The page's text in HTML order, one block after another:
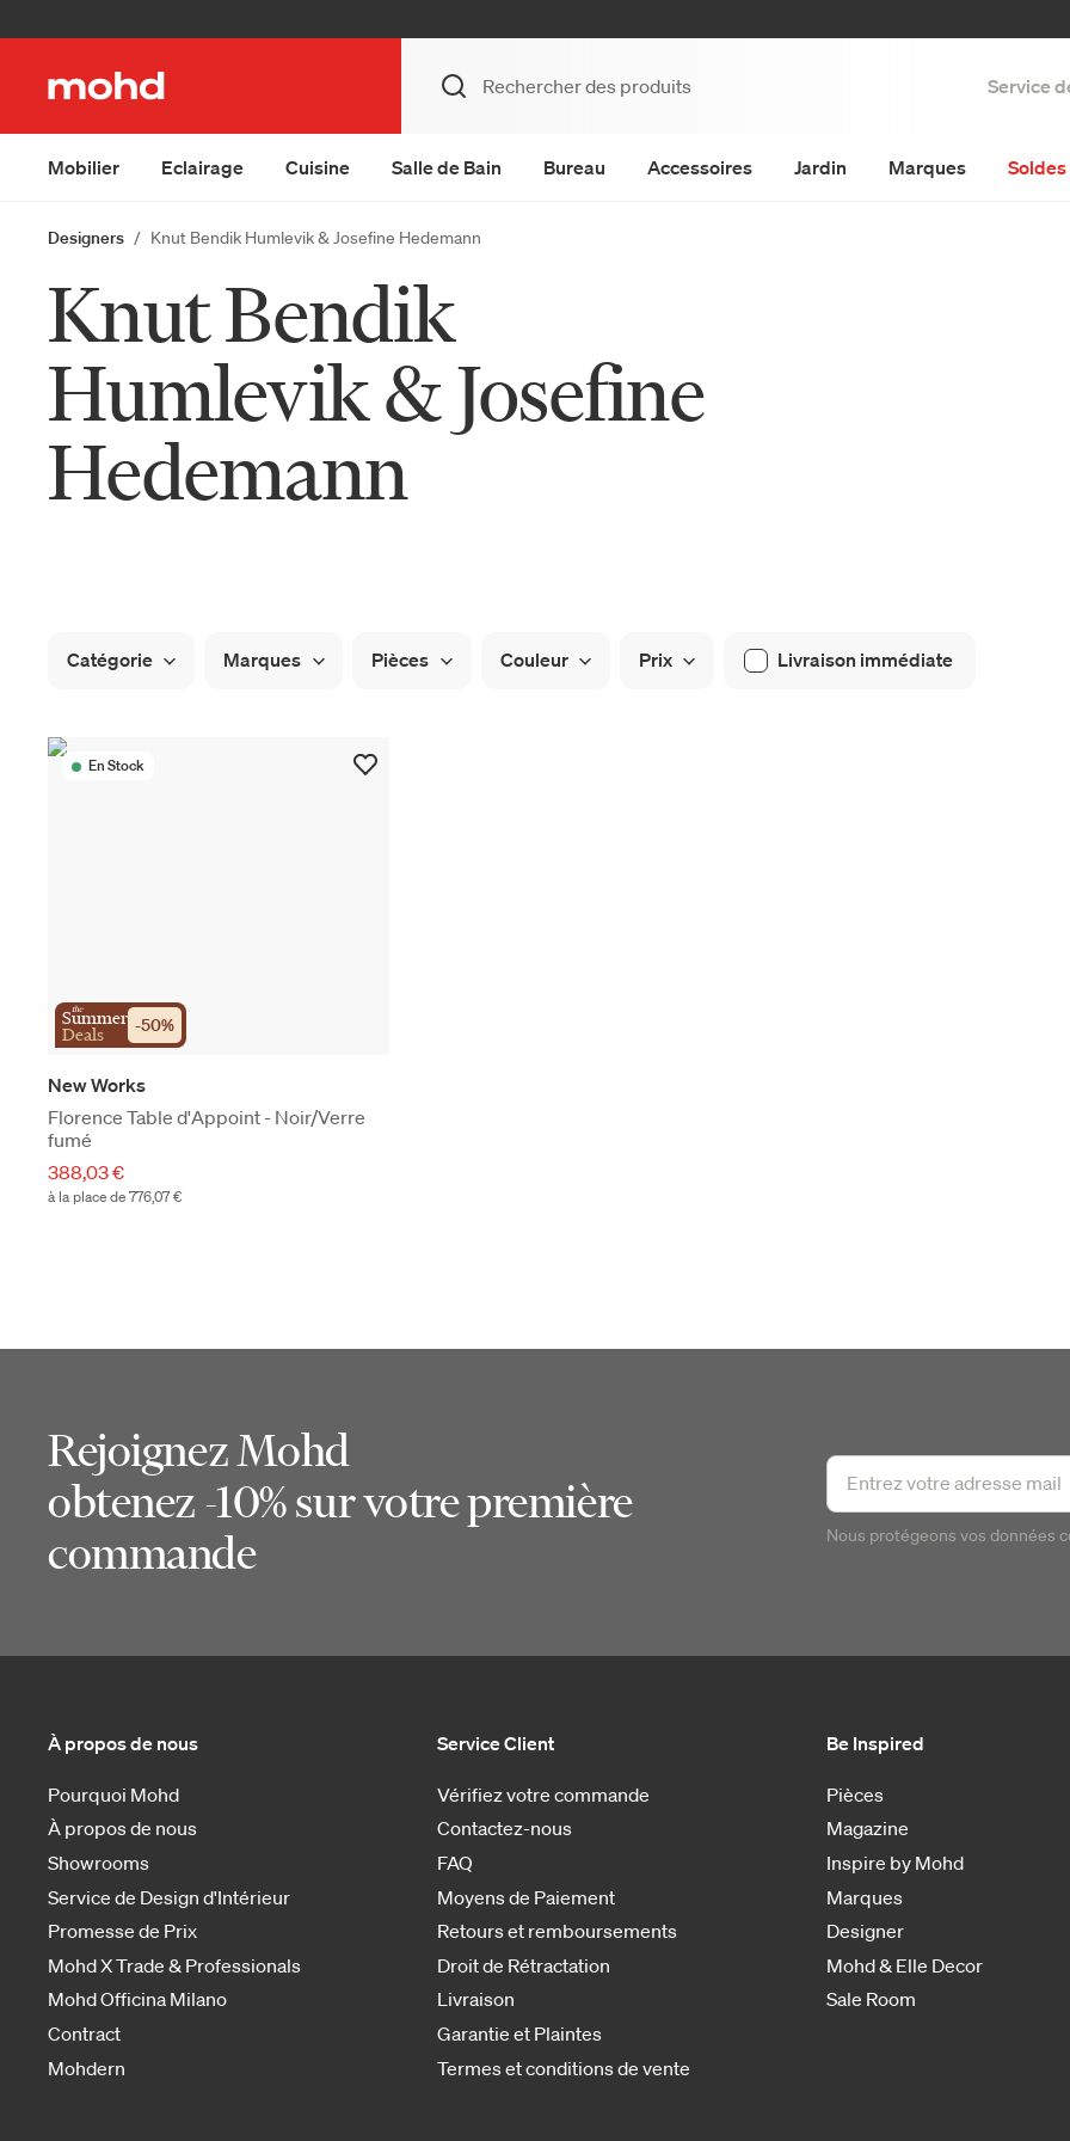
Service
Mobilier Eclairage Cuisine Salle de Bain Bureau Accessoires Jardin Marques
Designers Knut Bendik Humlevik & Josefine Hedemann
Knut Bendik
Humlevik & Josefine
Hedemann
Catégorie Marques Pièces Couleur Prix Livraison immédiate
En Stock
the
Summer
Deals -50%
New Works
Florence Table d'Appoint - Noir/Verre
fumé
388,03 €
à la place de 776,07 €
Rejoignez Mohd
obtenez -10% sur votre première
commande
Nous protégeons vos données
À propos de nous
Pourquoi Mohd
À propos de nous
Showrooms
Service de Design d'Intérieur
Promesse de Prix
Mohd X Trade & Professionals
Mohd Officina Milano
Contract
Mohdern
Service Client
Vérifiez votre commande
Contactez-nous
FAQ
Moyens de Paiement
Retours et remboursements
Droit de Rétractation
Livraison
Garantie et Plaintes
Termes et conditions de vente
Be Inspired
Pièces
Magazine
Inspire by Mohd
Marques
Designer
Mohd & Elle Decor
Sale Room